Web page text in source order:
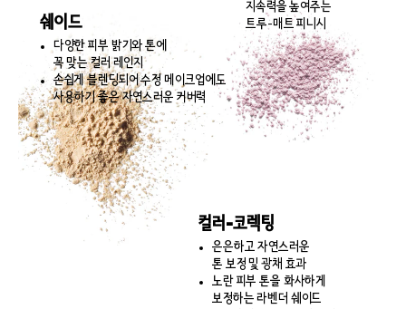
지속력을 높여주는
트루-매트 피니시
쉐이드
다양한 피부 밝기와 톤에
꼭 맞는 컬러 레인지
손쉽게 블렌딩되어 수정 메이크업에도
사용하기 좋은 자연스러운 커버력
컬러-코렉팅
은은하고 자연스러운
톤 보정 및 광채 효과
노란 피부 톤을 화사하게
보정하는 라벤더 쉐이드